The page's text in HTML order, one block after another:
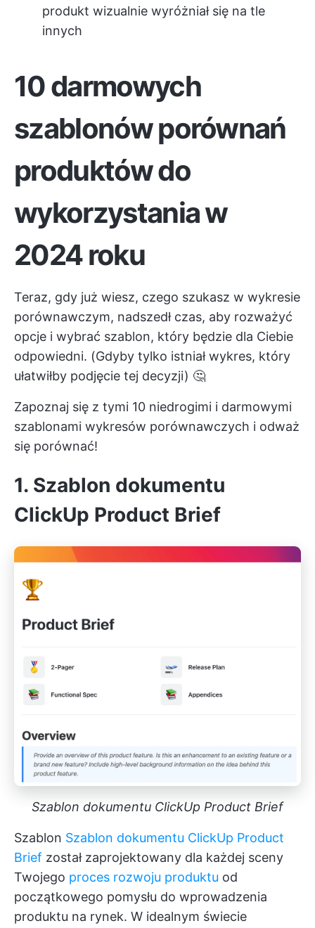
produkt wizualnie wyróżniał się na tle
innych
10 darmowych
szablonów porównań
produktów do
wykorzystania w
2024 roku
Teraz, gdy już wiesz, czego szukasz w wykresie
porównawczym, nadszedł czas, aby rozważyć
opcje i wybrać szablon, który będzie dla Ciebie
odpowiedni. (Gdyby tylko istniał wykres, który
ułatwiłby podjęcie tej decyzji) 🤔
Zapoznaj się z tymi 10 niedrogimi i darmowymi
szablonami wykresów porównawczych i odważ
się porównać!
1. Szablon dokumentu
ClickUp Product Brief
Szablon dokumentu ClickUp Product Brief
Szablon Szablon dokumentu ClickUp Product
Brief został zaprojektowany dla każdej sceny
Twojego proces rozwoju produktu od
początkowego pomysłu do wprowadzenia
produktu na rynek. W idealnym świecie